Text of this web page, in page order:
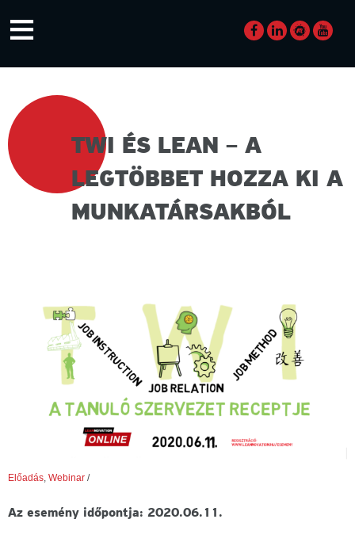
≡
TWI ÉS LEAN – A
LEGTÖBBET HOZZA KI A
MUNKATÁRSAKBÓL
Előadás, Webinar /
Az esemény időpontja: 2020.06.11.